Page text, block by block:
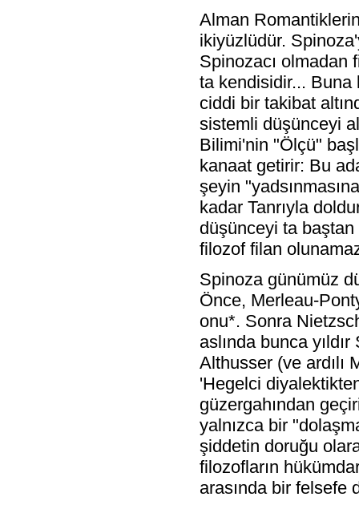
Alman
ikiyüzlüdür.
Spinozacı olmadan
ta kendisidir... Buna
ciddi bir takibat
sistemli düşünceyi
Bilimi'nin "Ölçü"
kanaat getirir: Bu
şeyin
kadar Tanrıyla
düşünceyi ta baştan
filozof filan
Spinoza günümüz
Önce, Merleau-
onu*. Sonra
aslında bunca
Althusser (ve ardılı
'Hegelci
güzergahından
yalnızca bir
şiddetin doruğu
filozofların
arasında bir felsefe